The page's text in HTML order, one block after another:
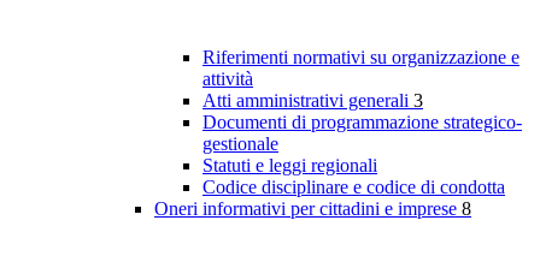
Riferimenti normativi su organizzazione e
attività
Atti amministrativi generali 3
Documenti di programmazione strategico-
gestionale
Statuti e leggi regionali
Codice disciplinare e codice di condotta
Oneri informativi per cittadini e imprese 8